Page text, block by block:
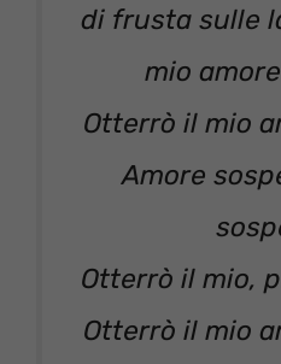
di frusta sulle
mio
Otterrò il mio
Amore
Otterrò il mio,
Otterrò il mio